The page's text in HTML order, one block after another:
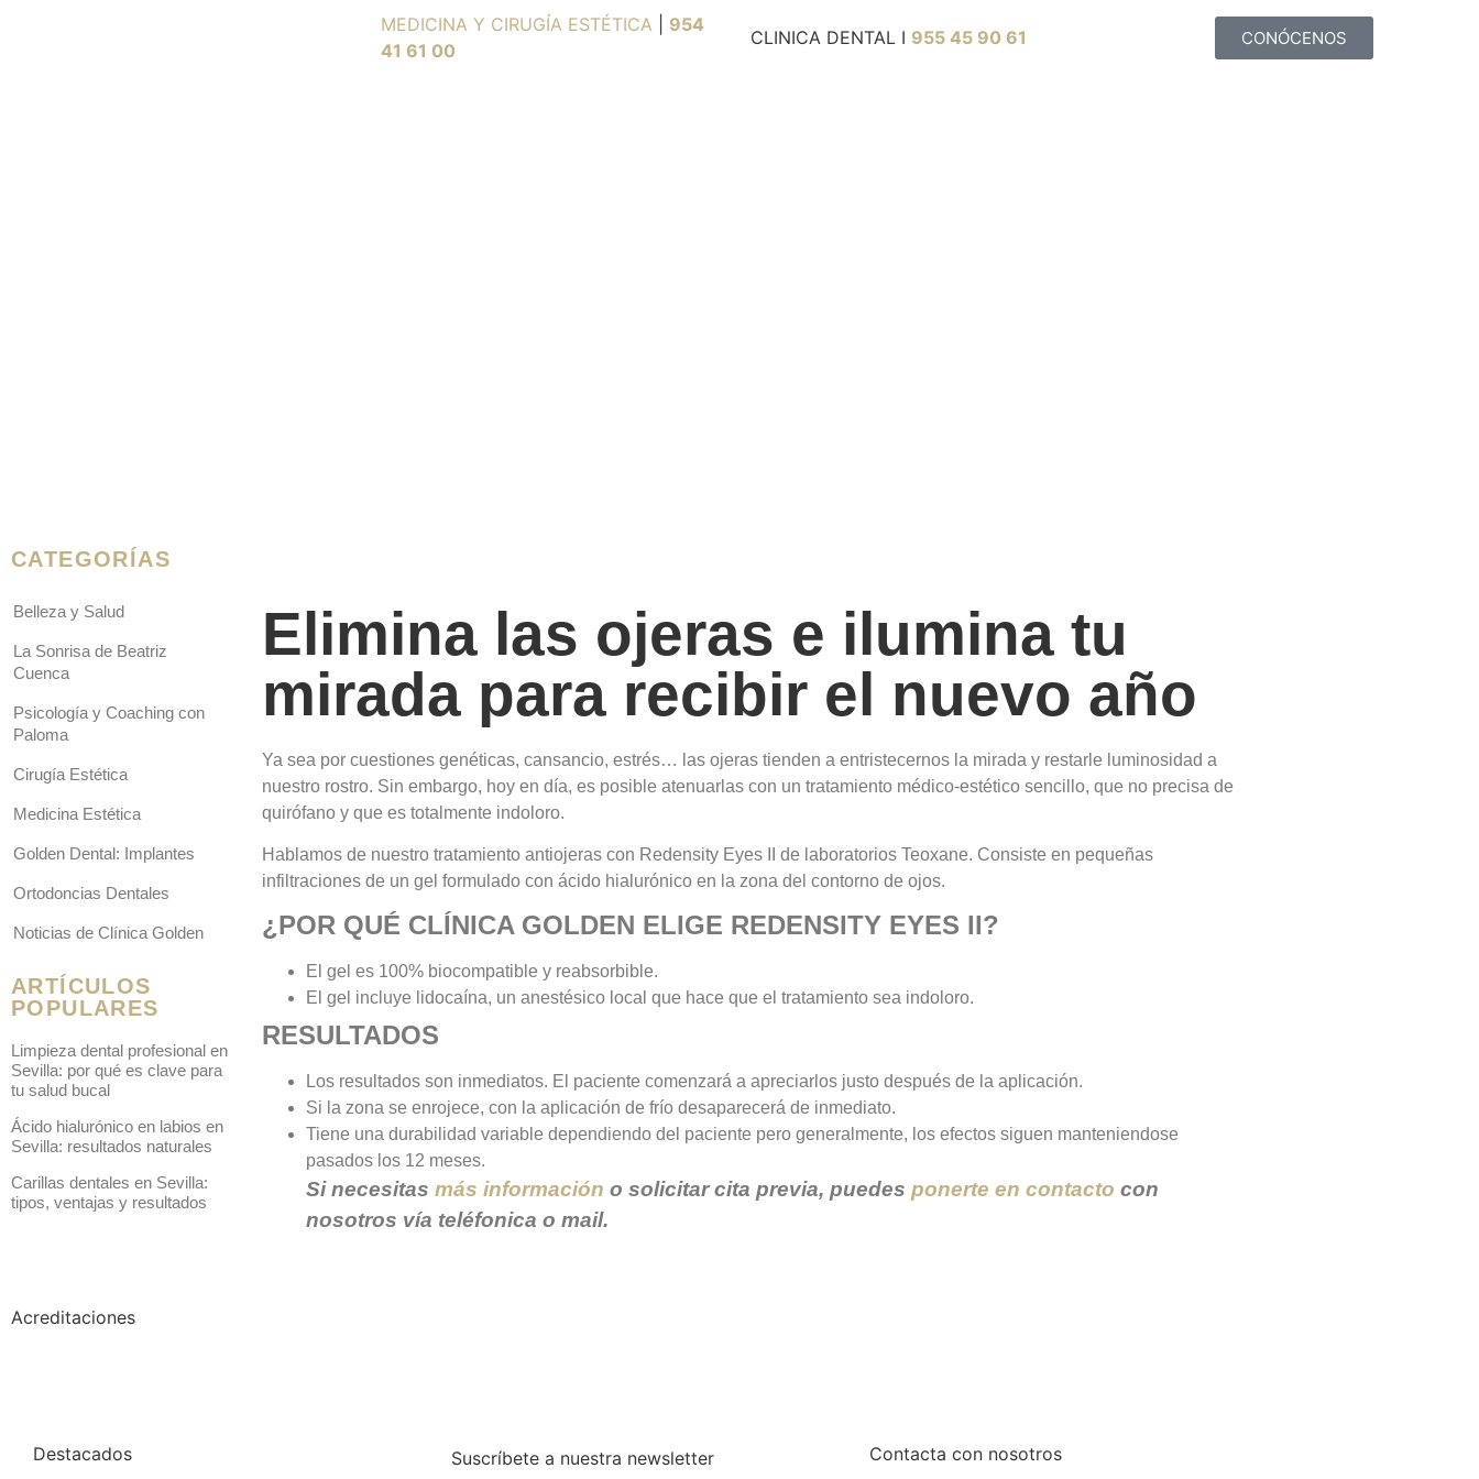
MEDICINA Y CIRUGÍA ESTÉTICA
954
41 61 00
CLINICA DENTAL I 955 45 90 61 CONÓCENOS
CATEGORÍAS
Belleza y Salud
La Sonrisa de Beatriz
Cuenca
Psicología y Coaching con
Paloma
Cirugía Estética
Medicina Estética
Golden Dental: Implantes
Ortodoncias Dentales
Noticias de Clínica Golden
ARTÍCULOS
POPULARES
Limpieza dental profesional en
Sevilla: por qué es clave para
tu salud bucal
Ácido hialurónico en labios en
Sevilla: resultados naturales
Carillas dentales en Sevilla:
tipos, ventajas y resultados
Elimina las ojeras e ilumina tu
mirada para recibir el nuevo año
Ya sea por cuestiones genéticas, cansancio, estrés… las ojeras tienden a entristecernos la mirada y restarle luminosidad a
nuestro rostro. Sin embargo, hoy en día, es posible atenuarlas con un tratamiento médico-estético sencillo, que no precisa de
quirófano y que es totalmente indoloro.
Hablamos de nuestro tratamiento antiojeras con Redensity Eyes II de laboratorios Teoxane. Consiste en pequeñas
infiltraciones de un gel formulado con ácido hialurónico en la zona del contorno de ojos.
¿POR QUÉ CLÍNICA GOLDEN ELIGE REDENSITY EYES II?
El gel es 100% biocompatible y reabsorbible.
El gel incluye lidocaína, un anestésico local que hace que el tratamiento sea indoloro.
RESULTADOS
Los resultados son inmediatos. El paciente comenzará a apreciarlos justo después de la aplicación.
Si la zona se enrojece, con la aplicación de frío desaparecerá de inmediato.
Tiene una durabilidad variable dependiendo del paciente pero generalmente, los efectos siguen manteniendose
pasados los 12 meses.
Si necesitas más información o solicitar cita previa, puedes ponerte en contacto con
nosotros vía teléfonica o mail.
Acreditaciones
Destacados Suscríbete a nuestra newsletter Contacta con nosotros